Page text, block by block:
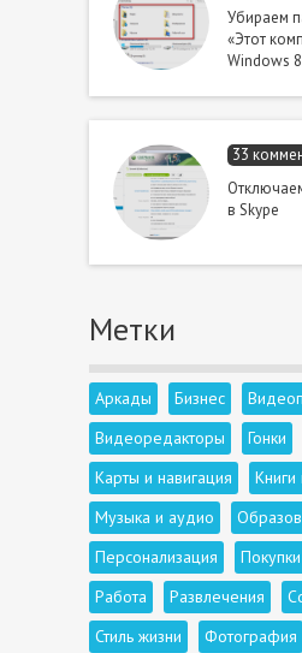
Убираем
«Этот
Windows
33
в Skype
Метки
Аркады Бизнес
Видеоредакторы
Гонки
Карты и навигация
Книги
Музыка и аудио
Персонализация
Покупки
Работа
Развлечения
Стиль жизни
Фотография